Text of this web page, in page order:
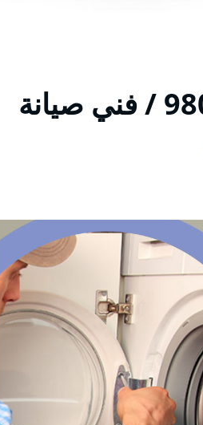
تصليح غسالات القرين / 98025055 / فني صيانة